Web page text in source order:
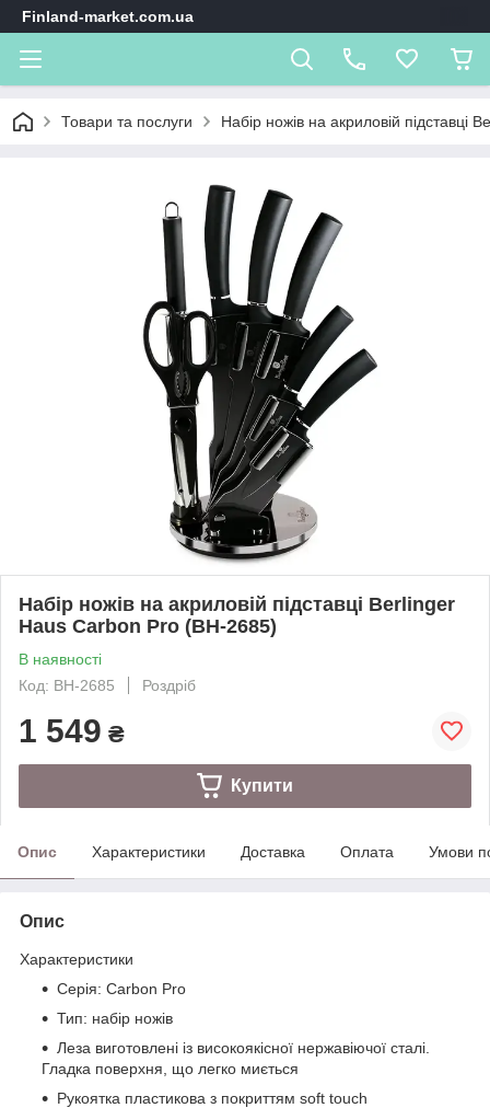
Finland-market.com.ua
Товари та послуги Набір ножів на акриловій
Набір ножів на акриловій підставці Berlinger
Haus Carbon Pro (BH-2685)
В наявності
Код: BH-2685
Роздріб
1 549 ₴
Купити
Опис Характеристики Доставка Оплата Умови
Опис
Характеристики
Серія: Carbon Pro
Тип: набір ножів
Леза виготовлені із високоякісної нержавіючої сталі.
Гладка поверхня, що легко миється
Рукоятка пластикова з покриттям soft touch